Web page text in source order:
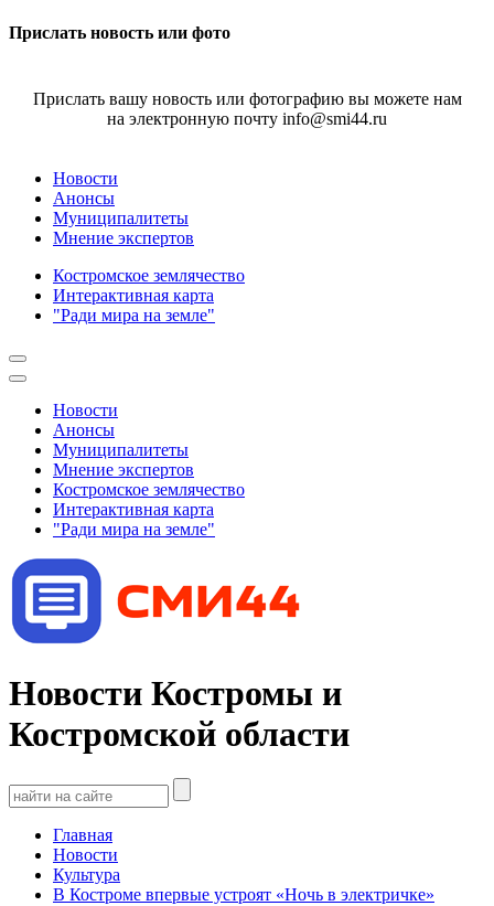
Прислать новость или фото
Прислать вашу новость или фотографию вы можете нам
на электронную почту info@smi44.ru
Новости
Анонсы
Муниципалитеты
Мнение экспертов
Костромское землячество
Интерактивная карта
"Ради мира на земле"
Новости
Анонсы
Муниципалитеты
Мнение экспертов
Костромское землячество
Интерактивная карта
"Ради мира на земле"
Новости Костромы и
Костромской области
Главная
Новости
Культура
В Костроме впервые устроят «Ночь в электричке»